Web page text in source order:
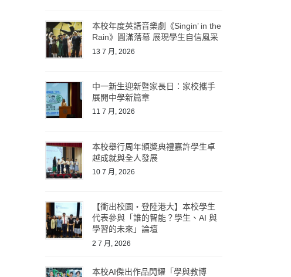
本校年度英語音樂劇《Singin’ in the
Rain》圓滿落幕 展現學生自信風采
13 7 月, 2026
中一新生迎新暨家長日：家校攜手
展開中學新篇章
11 7 月, 2026
本校舉行周年頒獎典禮嘉許學生卓
越成就與全人發展
10 7 月, 2026
【衝出校園・登陸港大】本校學生
代表參與「誰的智能？學生、AI 與
學習的未來」論壇
2 7 月, 2026
本校AI傑出作品閃耀「學與教博